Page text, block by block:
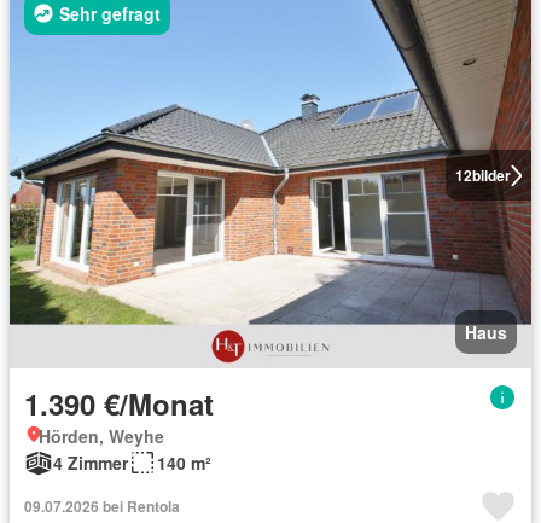
12bilder
Sehr gefragt
Haus
1.390 €/Monat
Hörden, Weyhe
4 Zimmer
140 m²
09.07.2026 bei Rentola